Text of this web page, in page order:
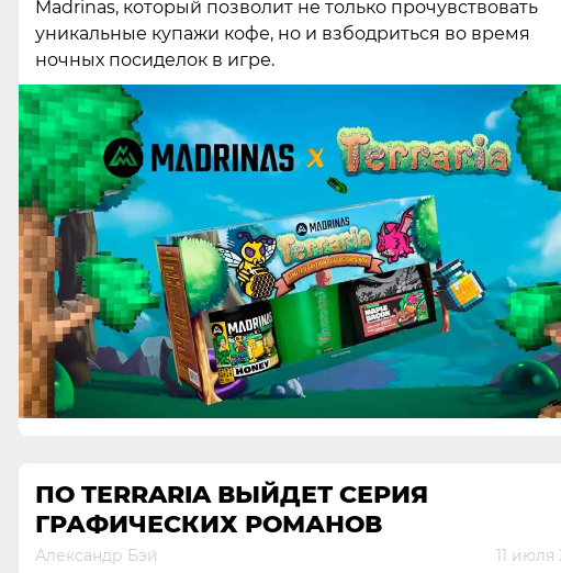
Madrinas, который позволит не только прочувствовать
уникальные купажи кофе, но и взбодриться во время
ночных посиделок в игре.
ПО TERRARIA ВЫЙДЕТ СЕРИЯ
ГРАФИЧЕСКИХ РОМАНОВ
Александр Бэй 11 июля